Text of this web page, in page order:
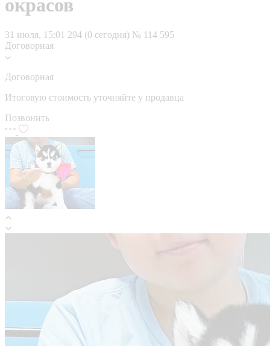
окрасов
31 июля, 15:01 294 (0 сегодня) № 114 595
Договорная
Договорная
Итоговую стоимость уточняйте у продавца
Позвонить